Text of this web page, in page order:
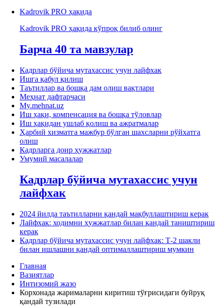
Kadrovik PRO ҳақида
Kadrovik PRO ҳақида кўпроқ билиб олинг
Барча 40 та мавзулар
Кадрлар бўйича мутахассис учун лайфхак
Ишга қабул қилиш
Таътиллар ва бошқа дам олиш вақтлари
Меҳнат дафтарчаси
My.mehnat.uz
Иш ҳақи, компенсация ва бошқа тўловлар
Иш ҳақидан ушлаб қолиш ва ажратмалар
Ҳарбий хизматга мажбур бўлган шахсларни рўйхатга
олиш
Кадрларга доир ҳужжатлар
Умумий масалалар
Кадрлар бўйича мутахассис учун
лайфхак
2024 йилда таътилларни қандай мақбуллаштириш керак
Лайфхак: ходимни ҳужжатлар билан қандай таништириш
керак
Кадрлар бўйича мутахассис учун лайфхак: Т-2 шакли
билан ишлашни қандай оптималлаштириш мумкин
Главная
Вазиятлар
Интизомий жазо
Корхонада жарималарни киритиш тўғрисидаги буйруқ
қандай тузилади